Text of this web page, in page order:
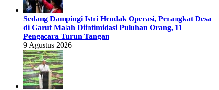
Sedang Dampingi Istri Hendak Operasi, Perangkat Desa
di Garut Malah Diintimidasi Puluhan Orang, 11
Pengacara Turun Tangan
9 Agustus 2026